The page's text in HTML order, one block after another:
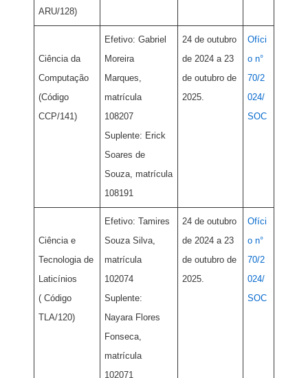
ARU/128)
Ciência da
Computação
(Código
CCP/141)
Efetivo: Gabriel
Moreira
Marques,
matrícula
108207
Suplente: Erick
Soares de
Souza, matrícula
108191
24 de outubro
de 2024 a 23
de outubro de
2025.
Ofíci
o n°
70/2
024/
SOC
Ciência e
Tecnologia de
Laticínios
( Código
TLA/120)
Efetivo: Tamires
Souza Silva,
matrícula
102074
Suplente:
Nayara Flores
Fonseca,
matrícula
102071
24 de outubro
de 2024 a 23
de outubro de
2025.
Ofíci
o n°
70/2
024/
SOC